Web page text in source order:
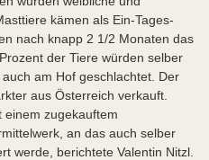
kämen als Ein-Tages-
nach knapp 2 1/2 Monaten das
der Tiere würden selber
am Hof geschlachtet. Der
aus Österreich verkauft.
einem zugekauftem
an das auch selber
werde, berichtete Valentin Nitzl.